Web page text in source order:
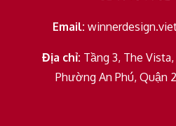
Email:
Địa chỉ: Tầng 3, The
Phường An Phú, Quận